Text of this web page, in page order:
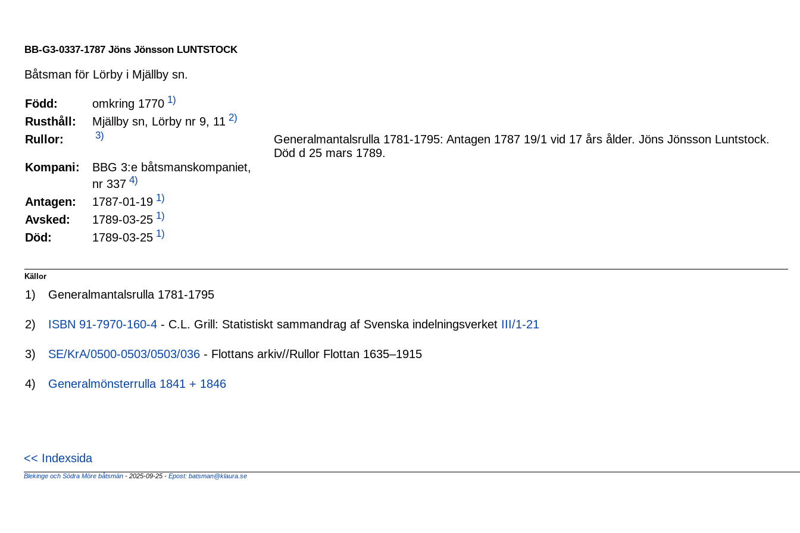
BB-G3-0337-1787 Jöns Jönsson LUNTSTOCK
Båtsman för Lörby i Mjällby sn.
Född: omkring 1770 1)
Rusthåll: Mjällby sn, Lörby nr 9, 11 2)
Rullor: 3)
Generalmantalsrulla 1781-1795: Antagen 1787 19/1 vid 17 års ålder. Jöns Jönsson Luntstock.
Död d 25 mars 1789.
Kompani:
BBG 3:e båtsmanskompaniet,
nr 337 4)
Antagen: 1787-01-19 1)
Avsked: 1789-03-25 1)
Död: 1789-03-25 1)
Källor
1) Generalmantalsrulla 1781-1795
2) ISBN 91-7970-160-4 - C.L. Grill: Statistiskt sammandrag af Svenska indelningsverket III/1-21
3) SE/KrA/0500-0503/0503/036 - Flottans arkiv//Rullor Flottan 1635–1915
4) Generalmönsterrulla 1841 + 1846
<< Indexsida
Blekinge och Södra Möre båtsmän - 2025-09-25 - Epost: batsman@klaura.se